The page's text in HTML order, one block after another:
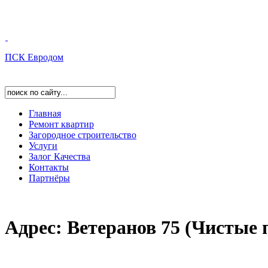
ПСК Евродом
Главная
Ремонт квартир
Загородное строительство
Услуги
Залог Качества
Контакты
Партнёры
Адрес: Ветеранов 75 (Чиcтые